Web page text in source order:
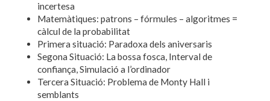
incertesa
Matemàtiques: patrons – fórmules – algoritmes =
càlcul de la probabilitat
Primera situació: Paradoxa dels aniversaris
Segona Situació: La bossa fosca, Interval de
confiança, Simulació a l’ordinador
Tercera Situació: Problema de Monty Hall i
semblants